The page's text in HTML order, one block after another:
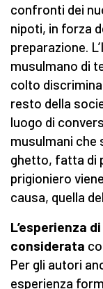
confronti dei
nipoti, in forza
preparazione.
musulmano di
colto
resto della
luogo di
musulmani che
ghetto, fatta di
prigioniero
causa, quella
L’esperienza
considerata
Per gli autori
esperienza